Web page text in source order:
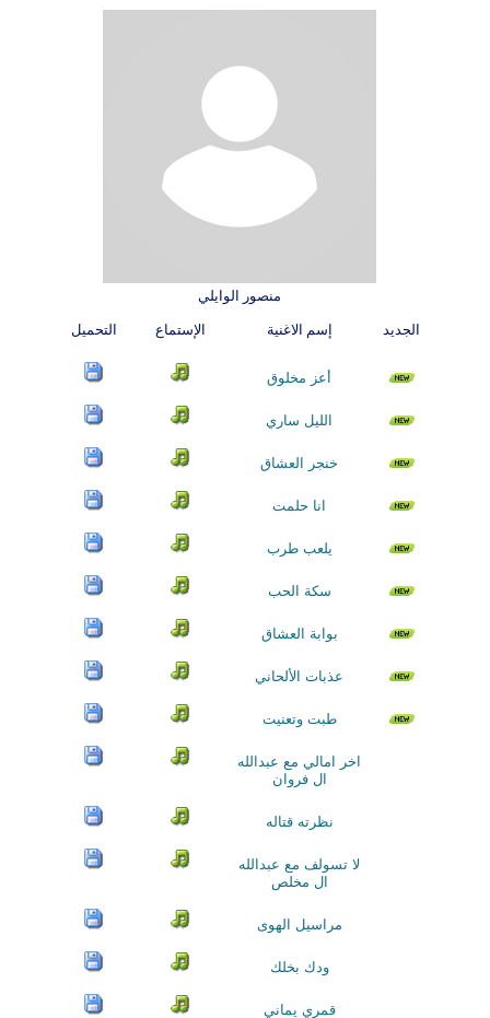
منصور الوايلي
الجديد إسم الاغنية الإستماع التحميل
أعز مخلوق
الليل ساري
خنجر العشاق
انا حلمت
يلعب طرب
سكة الحب
بوابة العشاق
عذبات الألحاني
طبت وتعنيت
اخر امالي مع عبدالله
ال فروان
نظرته قتاله
لا تسولف مع عبدالله
ال مخلص
مراسيل الهوى
ودك بخلك
قمري يماني